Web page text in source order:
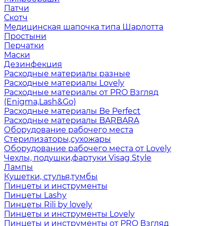
Патчи
Скотч
Медицинская шапочка типа Шарлотта
Простыни
Перчатки
Маски
Дезинфекция
Расходные материалы разные
Расходные материалы Lovely
Расходные материалы от PRO Взгляд
(Enigma,Lash&Go)
Расходные материалы Be Perfect
Расходные материалы BARBARA
Оборудование рабочего места
Стерилизаторы,сухожары
Оборудование рабочего места от Lovely
Чехлы, подушки,фартуки Visag Style
Лампы
Кушетки, стулья,тумбы
Пинцеты и инструменты
Пинцеты Lashy
Пинцеты Rili by lovely
Пинцеты и инструменты Lovely
Пинцеты и инструменты от PRO Взгляд